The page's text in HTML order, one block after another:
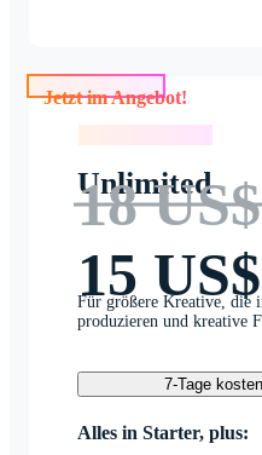
Jetzt im Angebot!
Unlimited
18 US$
15 US$
Für größere Kreative, die
produzieren und kreative
7-Tage
Alles in Starter, plus: